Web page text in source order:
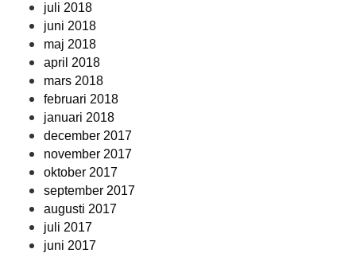
juli 2018
juni 2018
maj 2018
april 2018
mars 2018
februari 2018
januari 2018
december 2017
november 2017
oktober 2017
september 2017
augusti 2017
juli 2017
juni 2017